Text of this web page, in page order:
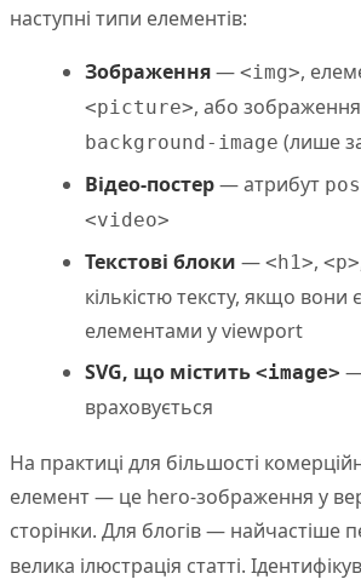
наступні типи елементів:
Зображення— <img>,
<picture>, або зображення
background-image (лише
Відео-постер— атрибут
<video>
Текстові блоки — <h1>, <p>
кількістю тексту, якщо
елементами у viewport
SVG, що містить <image>
враховується
На практиці для більшості
елемент — це hero-зображення у
сторінки. Для блогів — найчастіше
велика ілюстрація статті.